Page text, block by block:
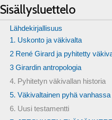
Sisällysluettelo
Lähdekirjallisuus
1. Uskonto ja väkivalta
2 René Girard ja pyhitetty
3 Girardin antropologia
4. Pyhitetyn väkivallan historia
5. Väkivaltainen pyhä
6. Uusi testamentti